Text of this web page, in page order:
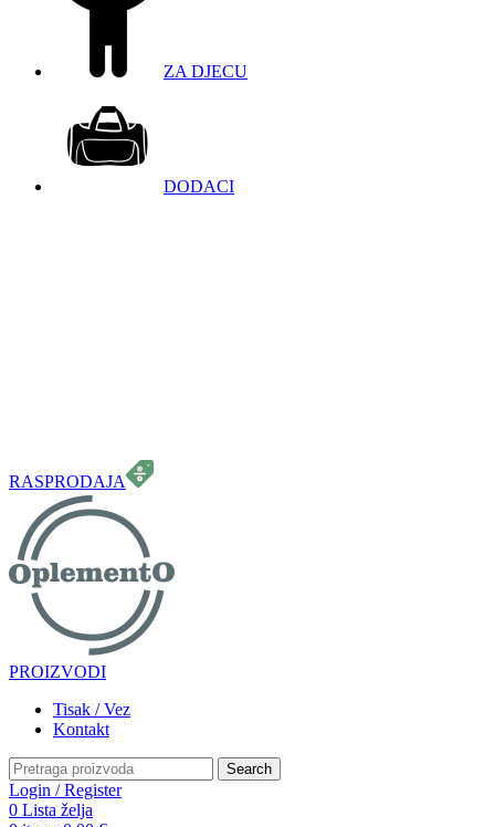
ZA DJECU
DODACI
RASPRODAJA
PROIZVODI
Tisak / Vez
Kontakt
Search
Login / Register
0 Lista želja